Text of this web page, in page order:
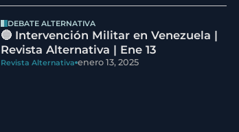
DEBATE ALTERNATIVA
🔵 Intervención Militar en Venezuela |
Revista Alternativa | Ene 13
Revista Alternativa enero 13, 2025